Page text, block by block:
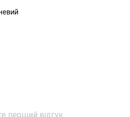
перший відгук